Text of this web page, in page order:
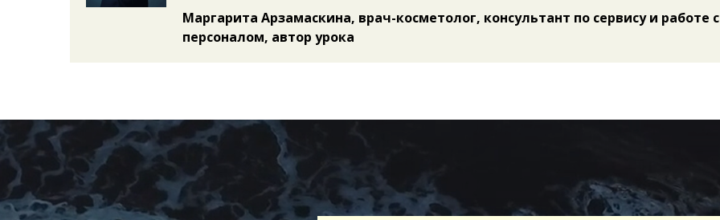
Маргарита Арзамаскина, врач-косметолог, консультант по сервису и работе с
персоналом, автор урока
Ссылка на это место страницы:#form